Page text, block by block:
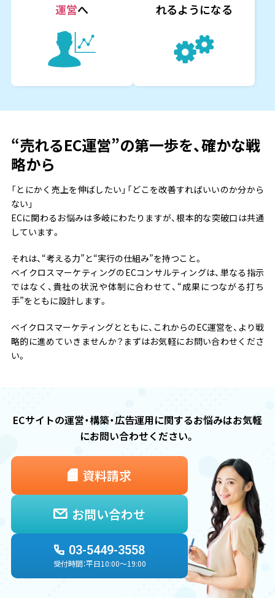
運営へ
れるようになる
“売れるEC運営”の第一歩を、確かな戦
略から
「とにかく売上を伸ばしたい」「どこを改善すればいいのか分から
ない」
ECに関わるお悩みは多岐にわたりますが、根本的な突破口は共通
しています。
それは、“考える力”と“実行の仕組み”を持つこと。
ベイクロスマーケティングのECコンサルティングは、単なる指示
ではなく、貴社の状況や体制に合わせて、 “成果につながる打ち
手”をともに設計します。
ベイクロスマーケティングとともに、これからのEC運営を、 より戦
略的に進めていきませんか？まずはお気軽にお問い合わせくださ
い。
ECサイトの運営・構築・広告運用に関するお悩みはお気軽
にお問い合わせください。
03-5449-3558
受付時間：平日10:00〜19:00
お問い合わせ
資料請求